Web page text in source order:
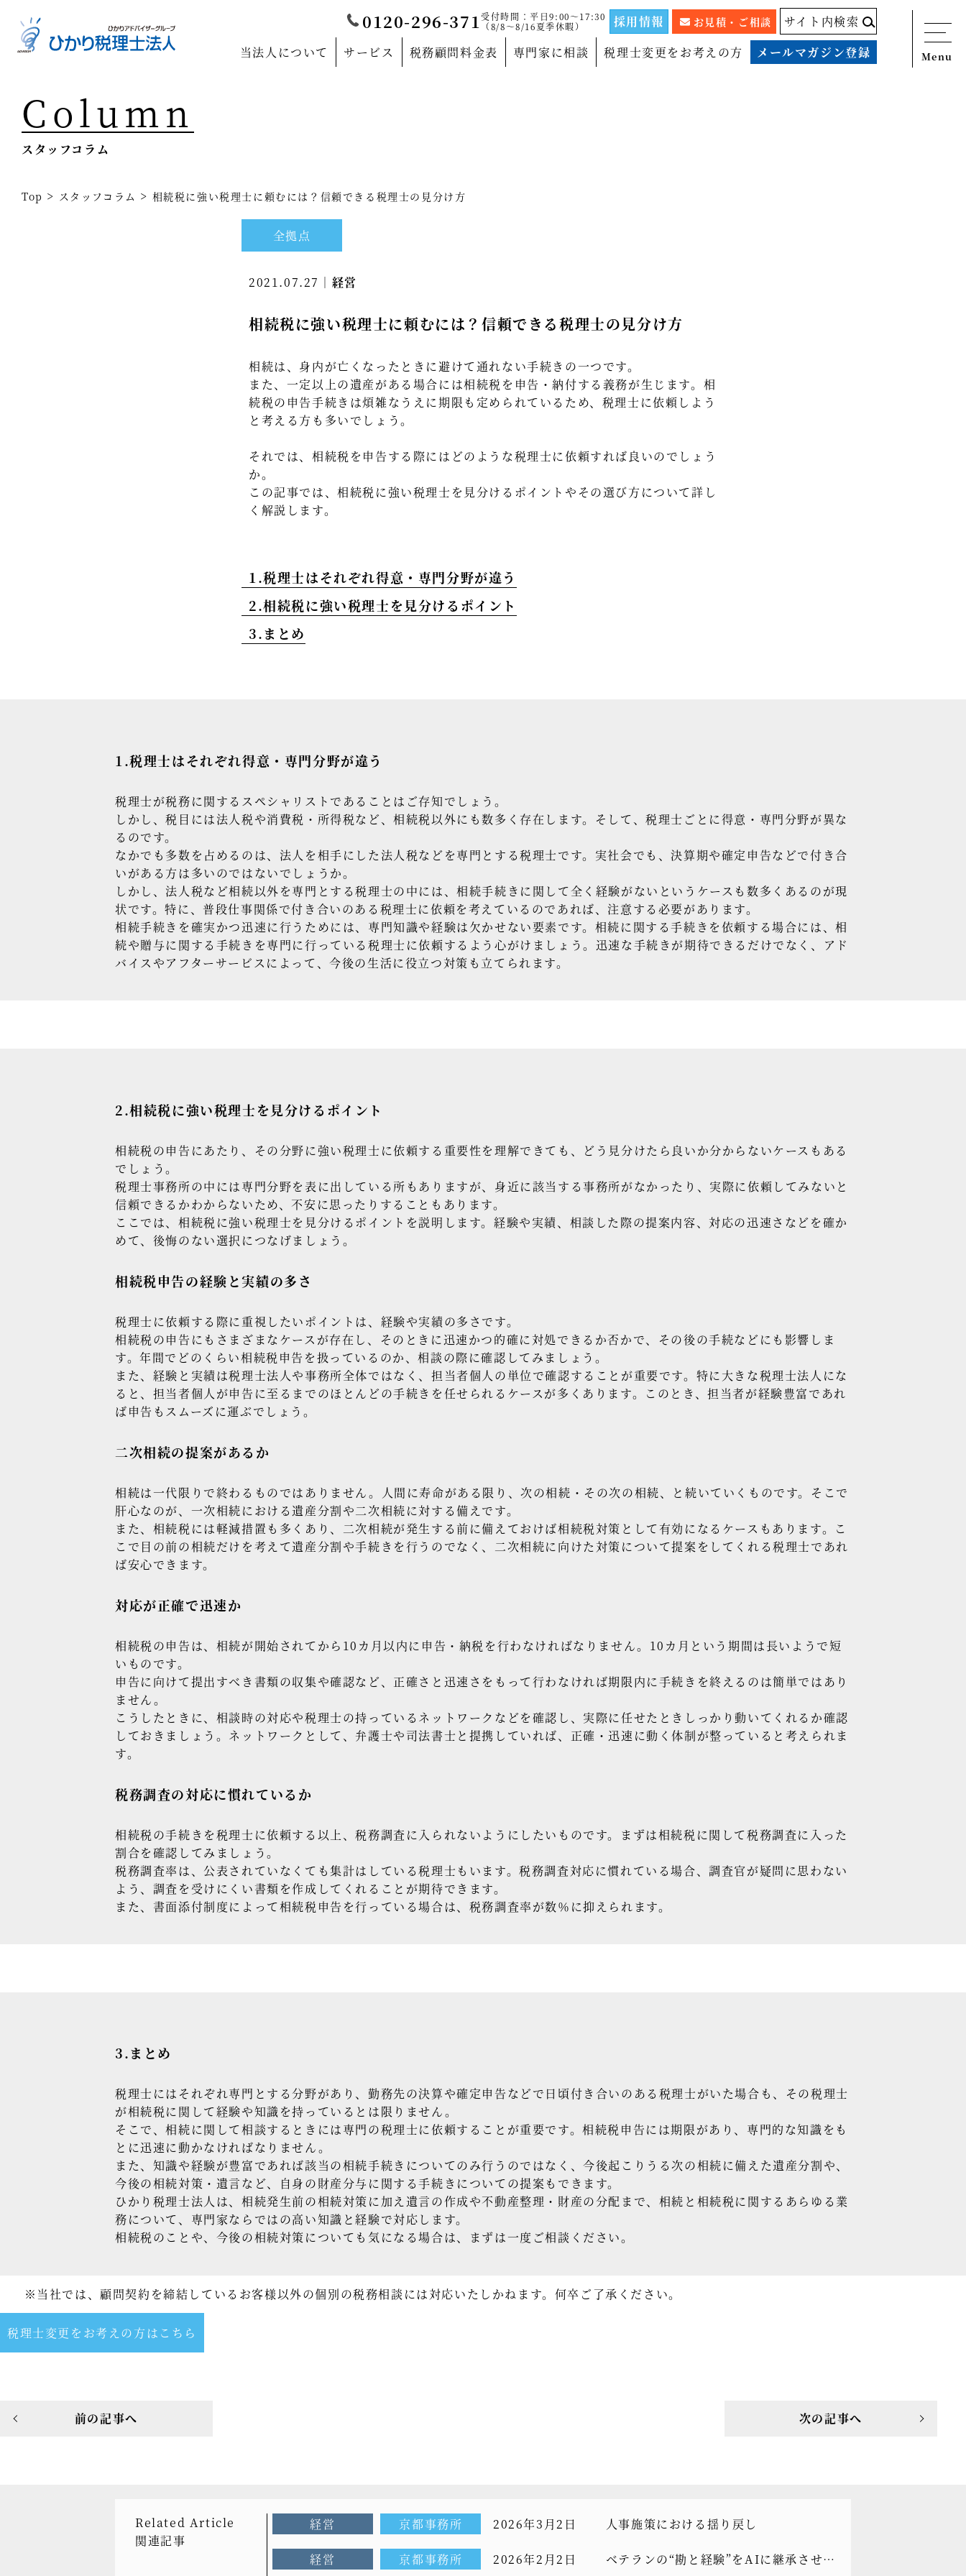
0120-296-371受付時間：平日9:00～17:30
（8/8～8/16夏季休暇）
採用情報 お見積・ご相談
サイト内検索
当法人について
サービス 税務顧問料金表 専門家に相談 税理士変更をお考えの方 メールマガジン登録 Menu
Top
経営コンサルティングの専門家
事業承継の専門家
税務調査の専門家
医療業界の専門家
Column
スタッフコラム
Top > スタッフコラム > 相続税に強い税理士に頼むには？信頼できる税理士の見分け方
全拠点
2021.07.27｜ 経営
相続税に強い税理士に頼むには？信頼できる税理士の見分け方
相続は、身内が亡くなったときに避けて通れない手続きの一つです。
また、一定以上の遺産がある場合には相続税を申告・納付する義務が生じます。相
続税の申告手続きは煩雑なうえに期限も定められているため、税理士に依頼しよう
と考える方も多いでしょう。
それでは、相続税を申告する際にはどのような税理士に依頼すれば良いのでしょう
か。
この記事では、相続税に強い税理士を見分けるポイントやその選び方について詳し
く解説します。
1.税理士はそれぞれ得意・専門分野が違う
2.相続税に強い税理士を見分けるポイント
3.まとめ
1.税理士はそれぞれ得意・専門分野が違う
税理士が税務に関するスペシャリストであることはご存知でしょう。
しかし、税目には法人税や消費税・所得税など、相続税以外にも数多く存在します。そして、税理士ごとに得意・専門分野が異な
るのです。
なかでも多数を占めるのは、法人を相手にした法人税などを専門とする税理士です。実社会でも、決算期や確定申告などで付き合
いがある方は多いのではないでしょうか。
しかし、法人税など相続以外を専門とする税理士の中には、相続手続きに関して全く経験がないというケースも数多くあるのが現
状です。特に、普段仕事関係で付き合いのある税理士に依頼を考えているのであれば、注意する必要があります。
相続手続きを確実かつ迅速に行うためには、専門知識や経験は欠かせない要素です。相続に関する手続きを依頼する場合には、相
続や贈与に関する手続きを専門に行っている税理士に依頼するよう心がけましょう。迅速な手続きが期待できるだけでなく、アド
バイスやアフターサービスによって、今後の生活に役立つ対策も立てられます。
2.相続税に強い税理士を見分けるポイント
相続税の申告にあたり、その分野に強い税理士に依頼する重要性を理解できても、どう見分けたら良いか分からないケースもある
でしょう。
税理士事務所の中には専門分野を表に出している所もありますが、身近に該当する事務所がなかったり、実際に依頼してみないと
信頼できるかわからないため、不安に思ったりすることもあります。
ここでは、相続税に強い税理士を見分けるポイントを説明します。経験や実績、相談した際の提案内容、対応の迅速さなどを確か
めて、後悔のない選択につなげましょう。
相続税申告の経験と実績の多さ
税理士に依頼する際に重視したいポイントは、経験や実績の多さです。
相続税の申告にもさまざまなケースが存在し、そのときに迅速かつ的確に対処できるか否かで、その後の手続などにも影響しま
す。年間でどのくらい相続税申告を扱っているのか、相談の際に確認してみましょう。
また、経験と実績は税理士法人や事務所全体ではなく、担当者個人の単位で確認することが重要です。特に大きな税理士法人にな
ると、担当者個人が申告に至るまでのほとんどの手続きを任せられるケースが多くあります。このとき、担当者が経験豊富であれ
ば申告もスムーズに運ぶでしょう。
二次相続の提案があるか
相続は一代限りで終わるものではありません。人間に寿命がある限り、次の相続・その次の相続、と続いていくものです。そこで
肝心なのが、一次相続における遺産分割や二次相続に対する備えです。
また、相続税には軽減措置も多くあり、二次相続が発生する前に備えておけば相続税対策として有効になるケースもあります。こ
こで目の前の相続だけを考えて遺産分割や手続きを行うのでなく、二次相続に向けた対策について提案をしてくれる税理士であれ
ば安心できます。
対応が正確で迅速か
相続税の申告は、相続が開始されてから10カ月以内に申告・納税を行わなければなりません。10カ月という期間は長いようで短
いものです。
申告に向けて提出すべき書類の収集や確認など、正確さと迅速さをもって行わなければ期限内に手続きを終えるのは簡単ではあり
ません。
こうしたときに、相談時の対応や税理士の持っているネットワークなどを確認し、実際に任せたときしっかり動いてくれるか確認
しておきましょう。ネットワークとして、弁護士や司法書士と提携していれば、正確・迅速に動く体制が整っていると考えられま
す。
税務調査の対応に慣れているか
相続税の手続きを税理士に依頼する以上、税務調査に入られないようにしたいものです。まずは相続税に関して税務調査に入った
割合を確認してみましょう。
税務調査率は、公表されていなくても集計はしている税理士もいます。税務調査対応に慣れている場合、調査官が疑問に思わない
よう、調査を受けにくい書類を作成してくれることが期待できます。
また、書面添付制度によって相続税申告を行っている場合は、税務調査率が数％に抑えられます。
3.まとめ
税理士にはそれぞれ専門とする分野があり、勤務先の決算や確定申告などで日頃付き合いのある税理士がいた場合も、その税理士
が相続税に関して経験や知識を持っているとは限りません。
そこで、相続に関して相談するときには専門の税理士に依頼することが重要です。相続税申告には期限があり、専門的な知識をも
とに迅速に動かなければなりません。
また、知識や経験が豊富であれば該当の相続手続きについてのみ行うのではなく、今後起こりうる次の相続に備えた遺産分割や、
今後の相続対策・遺言など、自身の財産分与に関する手続きについての提案もできます。
ひかり税理士法人は、相続発生前の相続対策に加え遺言の作成や不動産整理・財産の分配まで、相続と相続税に関するあらゆる業
務について、専門家ならではの高い知識と経験で対応します。
相続税のことや、今後の相続対策についても気になる場合は、まずは一度ご相談ください。
※当社では、顧問契約を締結しているお客様以外の個別の税務相談には対応いたしかねます。何卒ご了承ください。
税理士変更をお考えの方はこちら
前の記事へ 次の記事へ
Related Article
関連記事
経営 京都事務所 2026年3月2日 人事施策における揺り戻し
経営 京都事務所 2026年2月2日
ベテランの“勘と経験”をAIに継承させる